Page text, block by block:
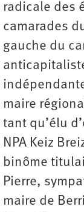
radicale des
camarades
gauche du
maire
tant qu’élu
NPA Keiz
binôme
Pierre,
maire de